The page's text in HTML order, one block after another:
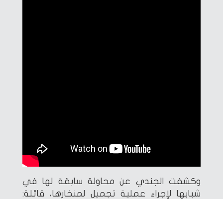
وكشفت الجندي عن محاولة سابقة لها في
شبابها لإجراء عملية تجميل لمنخارها، قائلة: